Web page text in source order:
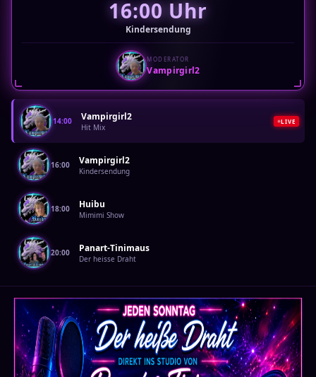
16:00 Uhr
Kindersendung
MODERATOR
Vampirgirl2
14:00 Vampirgirl2
Hit Mix
LIVE
16:00 Vampirgirl2
Kindersendung
18:00 Huibu
Mimimi Show
20:00 Panart-Tinimaus
Der heisse Draht